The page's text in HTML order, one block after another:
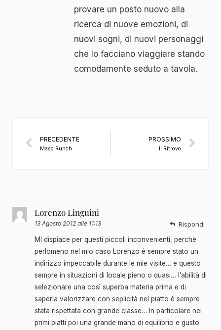
provare un posto nuovo alla
ricerca di nuove emozioni, di
nuovi sogni, di nuovi personaggi
che lo facciano viaggiare stando
comodamente seduto a tavola.
PRECEDENTE
Maso Runch
PROSSIMO
Il Ritrovo
Lorenzo Linguini
13 Agosto 2012 alle 11:13
MI dispiace per questi piccoli inconvenienti, perchè
perlomeno nel mio caso Lorenzo è sempre stato un
indirizzo impeccabile durante le mie visite… e questo
sempre in situazioni di locale pieno o quasi… l’abilità di
selezionare una così superba materia prima e di
saperla valorizzare con seplicità nel piatto è sempre
stata rispettata con grande classe… In particolare nei
primi piatti poi una grande mano di equilibrio e gusto…
Rispondi